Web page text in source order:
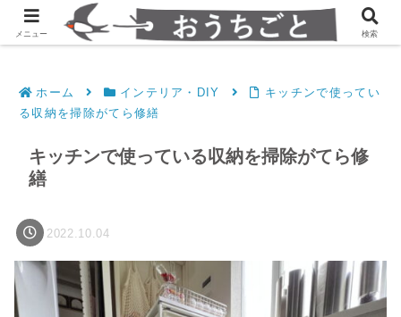
発達障害凸凹夫婦のシンプルすっきり生活
ホーム インテリア・DIY
キッチンで使ってい
る収納を掃除がてら修繕
キッチンで使っている収納を掃除がてら修
繕
2022.10.04
メニュー 検索